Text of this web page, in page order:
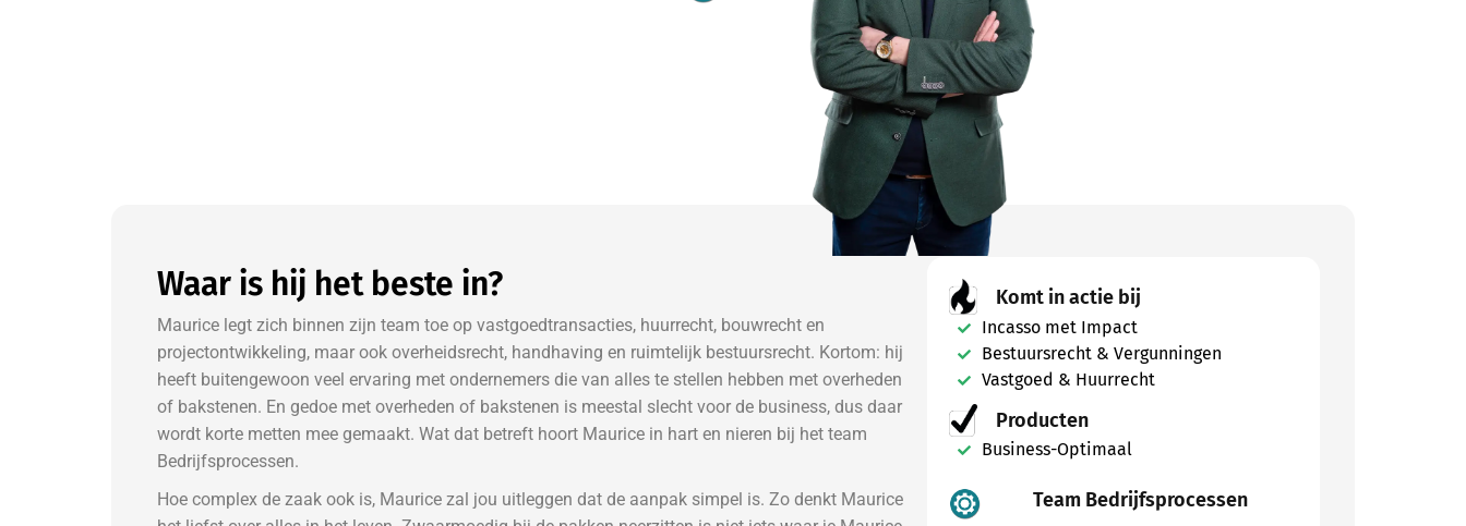
Waar is hij het beste in?
Maurice legt zich binnen zijn team toe op vastgoedtransacties, huurrecht, bouwrecht en
projectontwikkeling, maar ook overheidsrecht, handhaving en ruimtelijk bestuursrecht. Kortom: hij
heeft buitengewoon veel ervaring met ondernemers die van alles te stellen hebben met overheden
of bakstenen. En gedoe met overheden of bakstenen is meestal slecht voor de business, dus daar
wordt korte metten mee gemaakt. Wat dat betreft hoort Maurice in hart en nieren bij het team
Bedrijfsprocessen.
Hoe complex de zaak ook is, Maurice zal jou uitleggen dat de aanpak simpel is. Zo denkt Maurice
Komt in actie bij
Incasso met Impact
Bestuursrecht & Vergunningen
Vastgoed & Huurrecht
Producten
Business-Optimaal
Team Bedrijfsprocessen